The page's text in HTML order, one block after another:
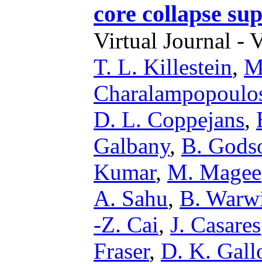
core collapse
Virtual Journal -
T. L. Killestein,
D. L. Coppejans,
Galbany, B.
Kumar, M. Magee
A. Sahu, B.
-Z. Cai, J. Casares
Fraser, D. K.